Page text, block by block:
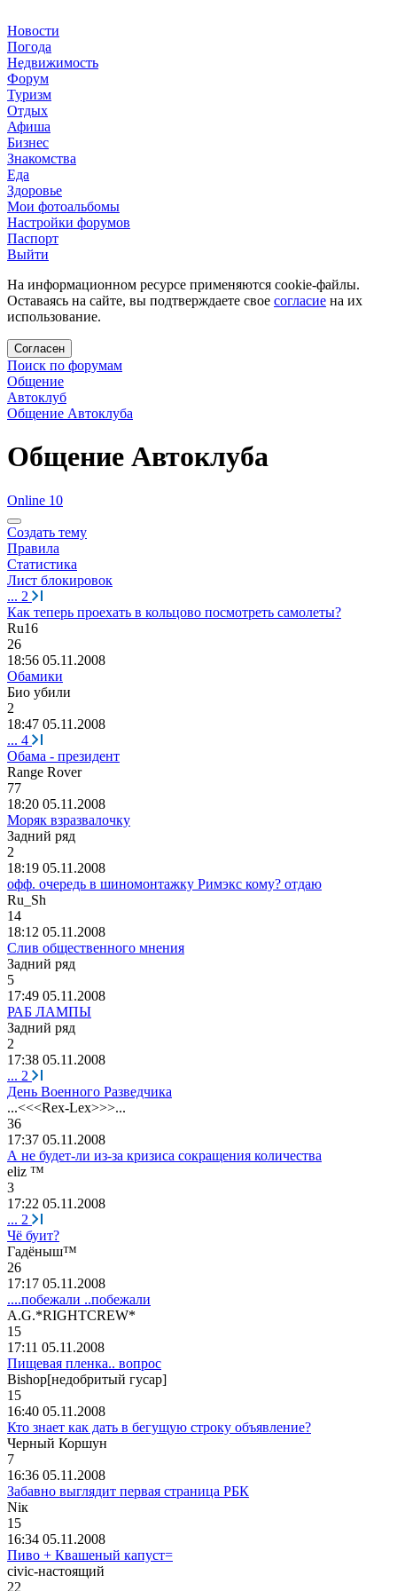
Новости
Погода
Недвижимость
Форум
Туризм
Отдых
Афиша
Бизнес
Знакомства
Еда
Здоровье
Мои фотоальбомы
Настройки форумов
Паспорт
Выйти
На информационном ресурсе применяются cookie-файлы.
Оставаясь на сайте, вы подтверждаете свое согласие на их
использование.
Согласен
Поиск по форумам
Общение
Автоклуб
Общение Автоклуба
Общение Автоклуба
Online 10
Создать тему
Правила
Статистика
Лист блокировок
... 2
Как теперь проехать в кольцово посмотреть самолеты?
Ru16
26
18:56 05.11.2008
Обамики
Био убили
2
18:47 05.11.2008
... 4
Обама - президент
Range Rover
77
18:20 05.11.2008
Моряк взразвалочку
Задний ряд
2
18:19 05.11.2008
офф. очередь в шиномонтажку Римэкс кому? отдаю
Ru_Sh
14
18:12 05.11.2008
Слив общественного мнения
Задний ряд
5
17:49 05.11.2008
РАБ ЛАМПЫ
Задний ряд
2
17:38 05.11.2008
... 2
День Военного Разведчика
...<<<Rex-Lex>>>...
36
17:37 05.11.2008
А не будет-ли из-за кризиса сокращения количества
eliz ™
3
17:22 05.11.2008
... 2
Чё буит?
Гадёныш™
26
17:17 05.11.2008
....побежали ..побежали
A.G.*RIGHTCREW*
15
17:11 05.11.2008
Пищевая пленка.. вопрос
Bishop[недобритый гусар]
15
16:40 05.11.2008
Кто знает как дать в бегущую строку объявление?
Черный Коршун
7
16:36 05.11.2008
Забавно выглядит первая страница РБК
Niк
15
16:34 05.11.2008
Пиво + Квашеный капуст=
civic-настоящий
22